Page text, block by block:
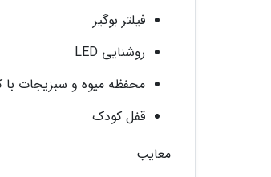
فیلتر بوگیر
روشنایی LED
محفظه میوه و سبزیجات با
قفل کودک
معایب